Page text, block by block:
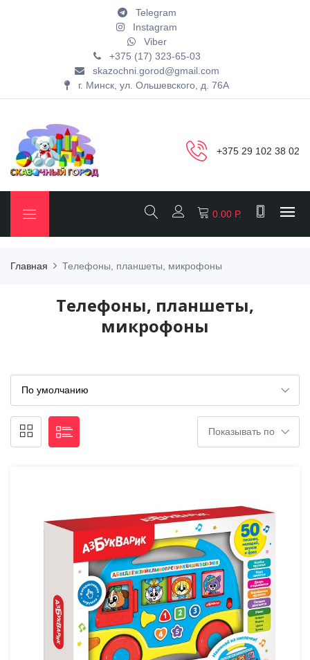
Telegram
Instagram
Viber
+375 (17) 323-65-03
skazochni.gorod@gmail.com
г. Минск, ул. Ольшевского, д. 76А
+375 29 102 38 02
0.00 Р.
Главная Телефоны, планшеты, микрофоны
Телефоны, планшеты,
микрофоны